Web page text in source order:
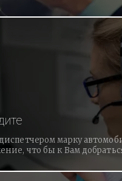
марку
что бы к Вам